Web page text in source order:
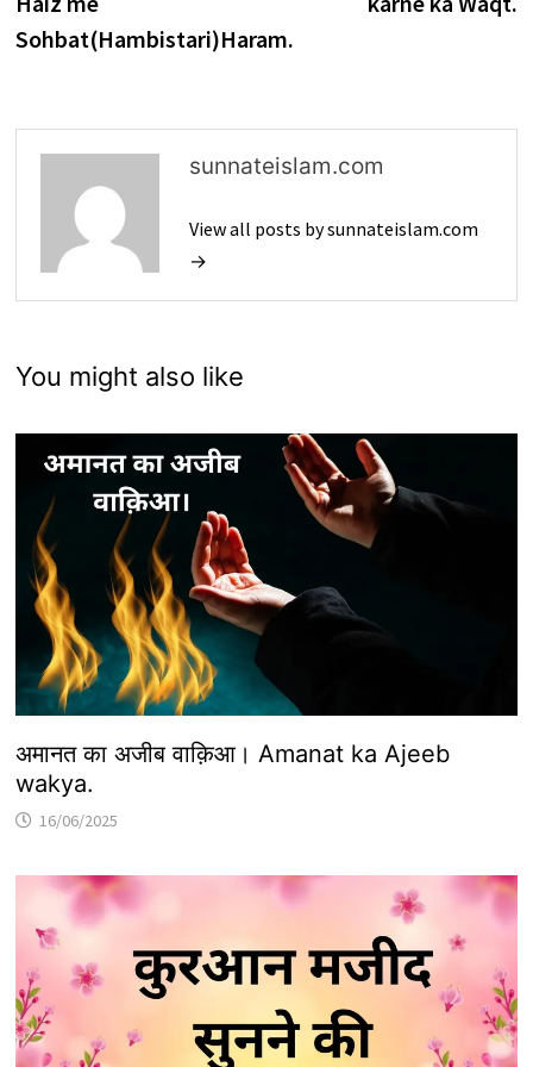
Sohbat(Hambistari)Haram.
sunnateislam.com
View all posts by sunnateislam.com
→
You might also like
अमानत का अजीब वाक़िआ। Amanat ka Ajeeb
wakya.
16/06/2025